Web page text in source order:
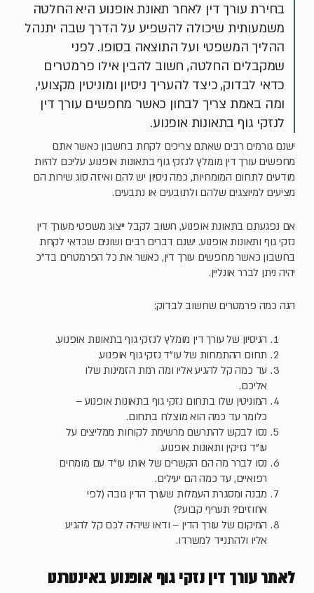
בחירת עורך דין לאחר תאונת אופנוע היא החלטה
משמעותית שיכולה להשפיע על הדרך שבה יתנהל
ההליך המשפטי ועל התוצאה בסופו. לפני
שמקבלים החלטה, חשוב להבין אילו פרמטרים
כדאי לבדוק, כיצד להעריך ניסיון ומוניטין מקצועי,
ומה באמת צריך לבחון כאשר מחפשים עורך דין
לנזקי גוף בתאונות אופנוע.
ישנם גורמים רבים שאתם צריכים לקחת בחשבון כאשר אתם
מחפשים עורך דין מומלץ לנזקי גוף בתאונות אופנוע. עליכם להיות
מודעים לתחום המומחיות, כמה ניסיון יש להם ואיזה סוג שירות הם
מציעים למיוצגים שלהם ולתובעים או נתבעים.
אם נפגעתם בתאונת אופנוע, חשוב לקבל ייצוג משפטי מעורך דין
נזקי גוף ותאונות אופנוע. ישנם דברים רבים ושונים שכדאי לקחת
בחשבון כאשר מחפשים עורך דין, כאשר את כל הפרמטרים בד"כ
יהיה ניתן לברר אונליין.
הנה כמה פרמטרים שחשוב לבדוק:
הניסיון של עורך דין מומלץ לנזקי גוף בתאונות אופנוע.
תחום ההתמחות של עו"ד נזקי גוף אופנוע.
עד כמה קל להגיע אליו ומה רמת הזמינות שלו
אליכם.
המוניטין שלו בתחום נזקי גוף בתאונות אופנוע –
כלומר עד כמה הוא מוצלח בתחום.
נסו לבקש להתרשם מרשימת לקוחות ממליצים על
עו"ד נזיקין ותאונות אופנוע.
נסו לברר מה הם הקשרים של אותו עו"ד עם מומחים
רפואיים, עד כמה הם יעילים.
מבנה ומסגרת העמלות שעורך הדין גובה (לפי
אחוזים? תעריף קבוע?)
המיקום של עורך הדין – ודאו שיהיה לכם קל להגיע
אליו ולהתנייד למשרדו.
לאתר עורך דין נזקי גוף אופנוע באינטרנט